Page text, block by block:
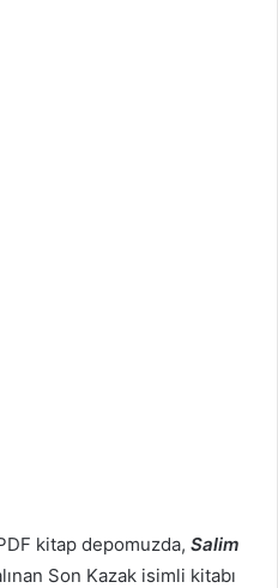
kitap depomuzda, Salim
Son Kazak isimli kitabı